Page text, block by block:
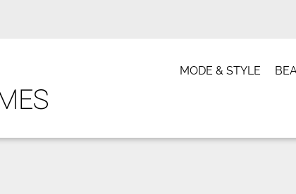
MODE & STYLE